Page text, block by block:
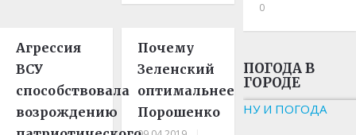
Агрессия
ВСУ
способствовала
возрождению
Почему
Зеленский
оптимальнее
Порошенко
0
ПОГОДА В
ГОРОДЕ
НУ И ПОГОДА